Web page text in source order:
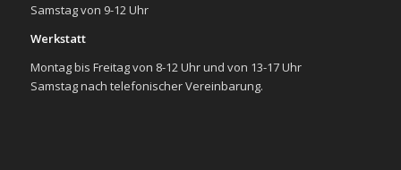
Samstag von 9-12 Uhr
Werkstatt
Montag bis Freitag von 8-12 Uhr und von 13-17 Uhr
Samstag nach telefonischer Vereinbarung.